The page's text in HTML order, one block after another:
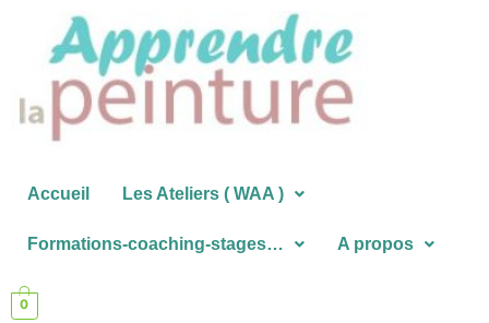
contenu
Accueil Les Ateliers ( WAA )
Formations-coaching-stages… A propos
0